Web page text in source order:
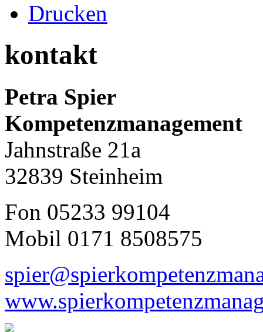
kontakt
Petra Spier
Kompetenzmanagement
Jahnstraße 21a
32839 Steinheim
Fon 05233 99104
Mobil 0171 8508575